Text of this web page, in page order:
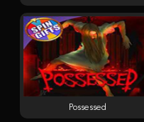
Possessed